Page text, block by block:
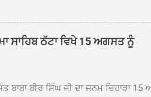
ਸਕੂਲ ਗੇੜਾ ਮਾਰਦੇ ਸਨ ਅਤੇ 20 ਜੂਨ ਤੱਕ
ਸਟਾਫ ਮੈਂਬਰਾਂ ਅੰਜੂ ਬਾਲਾ, ਹਰਜੀਤ ਕੌਰ,
ਏ. ਸੀ. ਲਾਉਣ ਦੀ ਸੇਵਾ ਸੀ.ਐੱਚ.ਟੀ.
ਦੱਸਿਆ ਕਿ ਏਸੀ ਚੋਰੀ ਹੋਣ ਨਾਲ ਬੱਚਿਆਂ ਦੇ
ਸਾਹਿਬ ਠੱਟਾ ਵਿਖੇ 15 ਅਗਸਤ ਨੂੰ
ਬਾਬਾ ਬੀਰ ਸਿੰਘ ਜੀ ਦਾ ਜਨਮ ਦਿਹਾੜਾ